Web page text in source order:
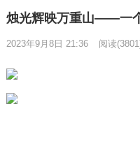
烛光辉映万重山——一
2023年9月8日 21:36 阅读